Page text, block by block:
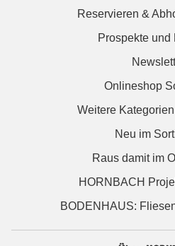
Reservieren &
Prospekte und
Onlineshop
Weitere
Neu im
Raus damit im
HORNBACH
BODENHAUS: